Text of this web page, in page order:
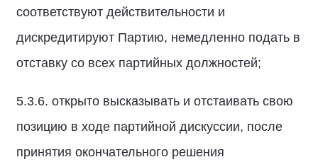
соответствуют действительности и
дискредитируют Партию, немедленно подать в
отставку со всех партийных должностей;
5.3.6. открыто высказывать и отстаивать свою
позицию в ходе партийной дискуссии, после
принятия окончательного решения